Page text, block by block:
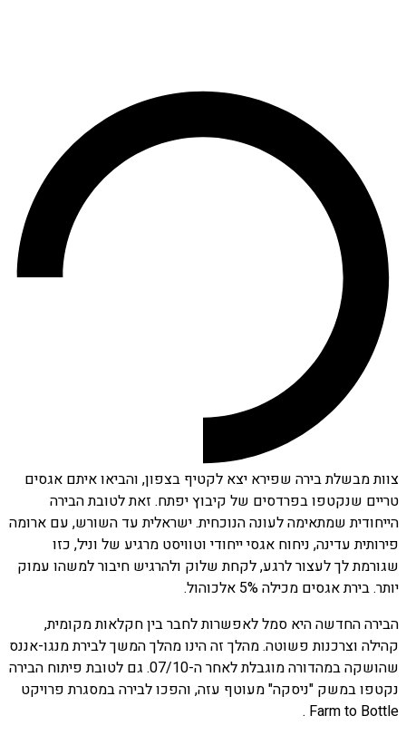
צוות מבשלת בירה שפירא יצא לקטיף בצפון, והביאו איתם אגסים
טריים שנקטפו בפרדסים של קיבוץ יפתח. זאת לטובת הבירה
הייחודית שמתאימה לעונה הנוכחית. ישראלית עד השורש, עם ארומה
פירותית עדינה, ניחוח אגסי ייחודי וטוויסט מרגיע של וניל, כזו
שגורמת לך לעצור לרגע, לקחת שלוק ולהרגיש חיבור למשהו עמוק
יותר. בירת אגסים מכילה 5% אלכוהול.
הבירה החדשה היא סמל לאפשרות לחבר בין חקלאות מקומית,
קהילה וצרכנות פשוטה. מהלך זה הינו מהלך המשך לבירת מנגו-אננס
שהושקה במהדורה מוגבלת לאחר ה-07/10. גם לטובת פיתוח הבירה
נקטפו במשק "ניסקה" מעוטף עזה, והפכו לבירה במסגרת פרויקט
Farm to Bottle .